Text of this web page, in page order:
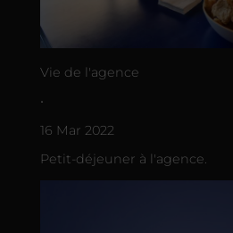
Vie de l'agence
•
16 Mar 2022
Petit-déjeuner à l'agence.